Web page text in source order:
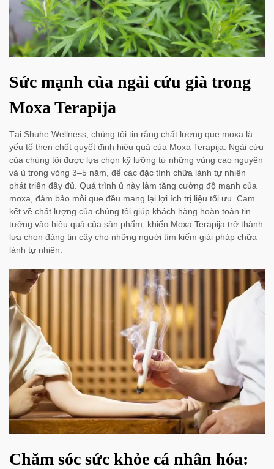
Sức mạnh của ngải cứu già trong
Moxa Terapija
Tại Shuhe Wellness, chúng tôi tin rằng chất lượng que moxa là
yếu tố then chốt quyết định hiệu quả của Moxa Terapija. Ngải cứu
của chúng tôi được lựa chọn kỹ lưỡng từ những vùng cao nguyên
và ủ trong vòng 3–5 năm, để các đặc tính chữa lành tự nhiên
phát triển đầy đủ. Quá trình ủ này làm tăng cường độ mạnh của
moxa, đảm bảo mỗi que đều mang lại lợi ích trị liệu tối ưu. Cam
kết về chất lượng của chúng tôi giúp khách hàng hoàn toàn tin
tưởng vào hiệu quả của sản phẩm, khiến Moxa Terapija trở thành
lựa chọn đáng tin cậy cho những người tìm kiếm giải pháp chữa
lành tự nhiên.
Chăm sóc sức khỏe cá nhân hóa: